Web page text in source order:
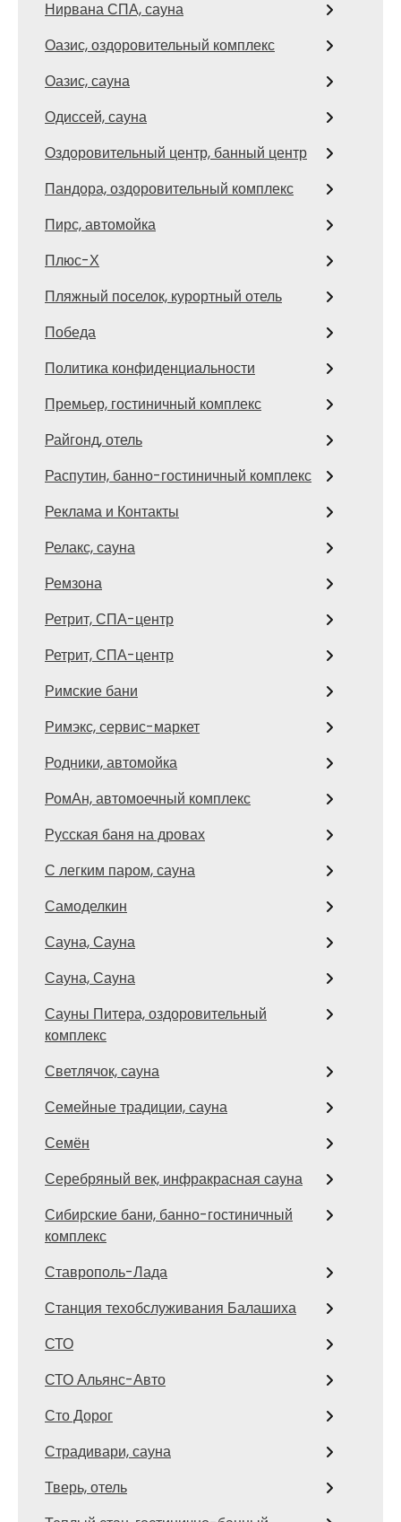
Нирвана СПА, сауна
Оазис, оздоровительный комплекс
Оазис, сауна
Одиссей, сауна
Оздоровительный центр, банный центр
Пандора, оздоровительный комплекс
Пирс, автомойка
Плюс-Х
Пляжный поселок, курортный отель
Победа
Политика конфиденциальности
Премьер, гостиничный комплекс
Райгонд, отель
Распутин, банно-гостиничный комплекс
Реклама и Контакты
Релакс, сауна
Ремзона
Ретрит, СПА-центр
Ретрит, СПА-центр
Римские бани
Римэкс, сервис-маркет
Родники, автомойка
РомАн, автомоечный комплекс
Русская баня на дровах
С легким паром, сауна
Самоделкин
Сауна, Сауна
Сауна, Сауна
Сауны Питера, оздоровительный
комплекс
Светлячок, сауна
Семейные традиции, сауна
Семён
Серебряный век, инфракрасная сауна
Сибирские бани, банно-гостиничный
комплекс
Ставрополь-Лада
Станция техобслуживания Балашиха
СТО
СТО Альянс-Авто
Сто Дорог
Страдивари, сауна
Тверь, отель